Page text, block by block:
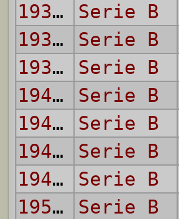
1938/39
Serie B
1939/40
Serie B
1939/40
Serie B
1940/41
Serie B
1940/41
Serie B
1949/50
Serie B
1949/50
Serie B
1950/51
Serie B